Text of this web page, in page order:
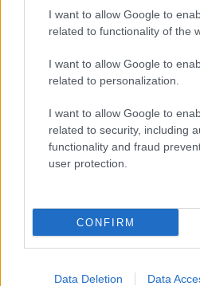
I want to allow Google to
related to functionality of the
I want to allow Google to
related to personalization.
I want to allow Google to
related to security, including
functionality and fraud
user protection.
CONFIRM
Data Deletion Data
επικράτησης της ζωής
και να
με τον κόσμο.
Η στρατηγική και οι
κομμάτων ενόψει
Αυτά είναι τα νέα
υπουργού και η
δεύτερες κάλπες
Προεκλογικός
«Ξεπάγωσε» με ΚΥΑ